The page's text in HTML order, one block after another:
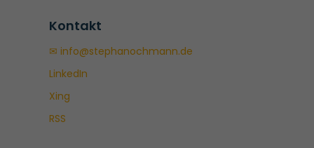
Kontakt
✉ info@stephanochmann.de
LinkedIn
Xing
RSS